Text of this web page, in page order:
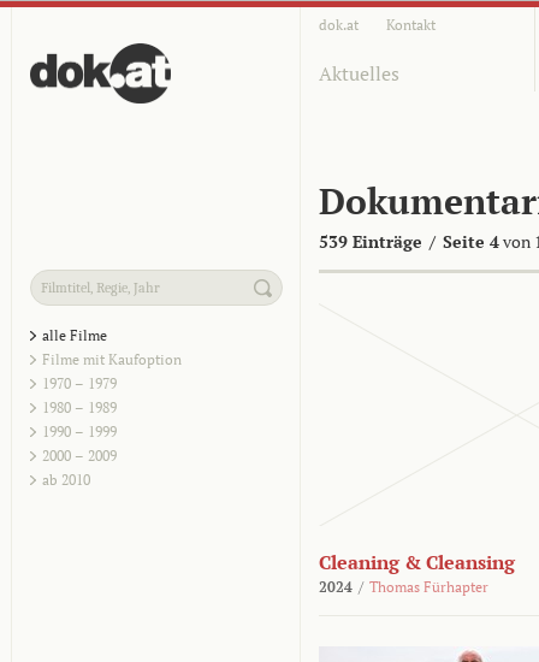
dok.at Kontakt
Aktuelles
539 Einträge / Seite 4von
alle Filme
Filme mit Kaufoption
1970 – 1979
1980 – 1989
1990 – 1999
2000 – 2009
ab 2010
Cleaning & Cleansing
2024 / Thomas Fürhapter